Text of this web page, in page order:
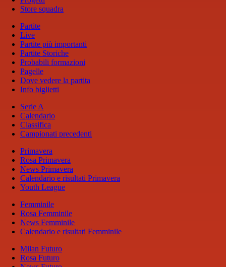
Store squadra
Partite
Live
Partite più importanti
Partite Storiche
Probabili formazioni
Pagelle
Dove vedere la partita
Info biglietti
Serie A
Calendario
Classifica
Campionati precedenti
Primavera
Rosa Primavera
News Primavera
Calendario e risultati Primavera
Youth League
Femminile
Rosa Femminile
News Femminile
Calendario e risultati Femminile
Milan Futuro
Rosa Futuro